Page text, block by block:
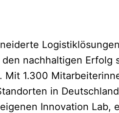
nachhaltigen Erfolg
1.300
in
Innovation Lab,